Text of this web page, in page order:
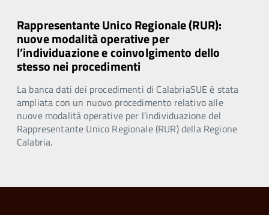
Rappresentante Unico Regionale (RUR):
nuove modalità operative per
l’individuazione e coinvolgimento dello
stesso nei procedimenti
La banca dati dei procedimenti di CalabriaSUE è stata
ampliata con un nuovo procedimento relativo alle
nuove modalità operative per l’individuazione del
Rappresentante Unico Regionale (RUR) della Regione
Calabria.